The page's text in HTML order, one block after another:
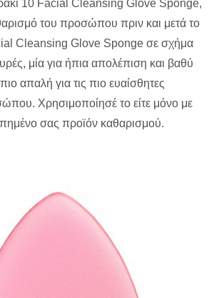
10 Facial Cleansing Glove Sponge,
του προσώπου πριν και μετά το
Cleansing Glove Sponge σε σχήμα
μία για ήπια απολέπιση και βαθύ
απαλή για τις πιο ευαίσθητες
Χρησιμοποίησέ το είτε μόνο με
σας προϊόν καθαρισμού.